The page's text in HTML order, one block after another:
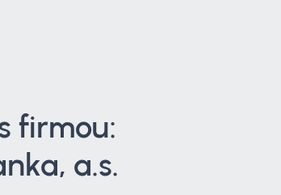
firmou:
a.s.